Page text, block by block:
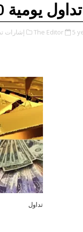
30 يونيو 2021
5 إشارات
تداول